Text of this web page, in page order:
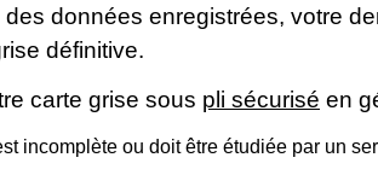
données enregistrées, votre
définitive.
carte grise sous pli sécurisé en
incomplète ou doit être étudiée par un